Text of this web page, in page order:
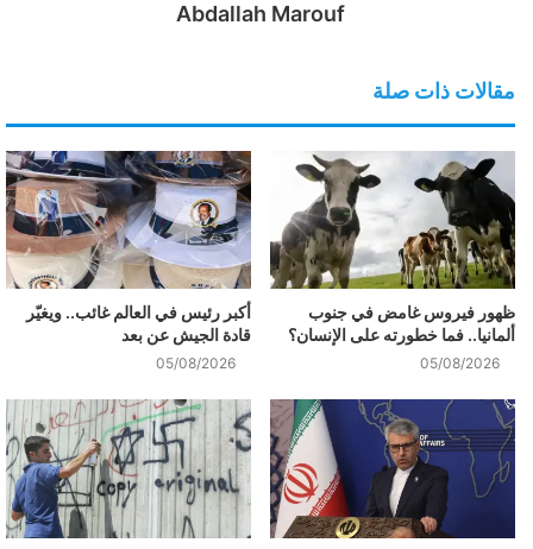
Abdallah Marouf
مقالات ذات صلة
ظهور فيروس غامض في جنوب
ألمانيا.. فما خطورته على الإنسان؟
05/08/2026
أكبر رئيس في العالم غائب.. ويغيّر
قادة الجيش عن بعد
05/08/2026